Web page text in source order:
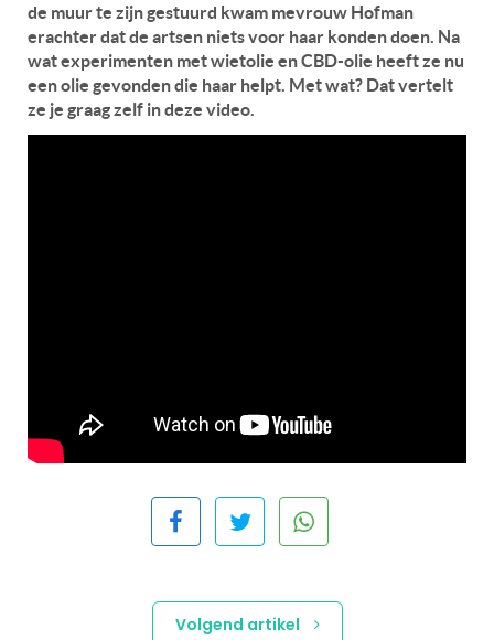
de muur te zijn gestuurd kwam mevrouw Hofman
erachter dat de artsen niets voor haar konden doen. Na
wat experimenten met wietolie en CBD-olie heeft ze nu
een olie gevonden die haar helpt. Met wat? Dat vertelt
ze je graag zelf in deze video.
Volgend artikel